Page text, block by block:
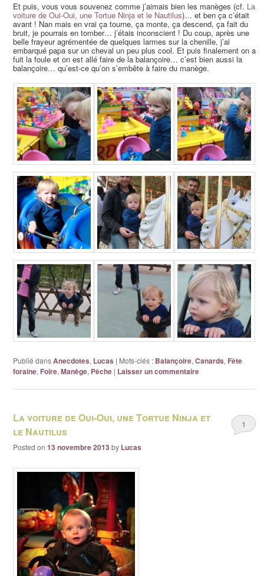
Et puis, vous vous souvenez comme j’aimais bien les manèges (cf. La
voiture de Oui-Oui, une Tortue Ninja et le Nautilus)… et ben ça c’était
avant ! Nan mais en vrai ça tourne, ça monte, ça descend, ça fait du
bruit, je pourrais en tomber… j’étais inconscient ! Du coup, après une
belle frayeur agrémentée de quelques larmes sur la chenille, j’ai
embarqué papa sur un cheval un peu plus cool. Et puis finalement on a
fuit la foule et on est allé faire de la balançoire… c’est bien aussi la
balançoire… qu’est-ce qu’on s’embête à faire du manège.
Publié dansAnecdotes, Lucas | Mots-clés : Balançoire,Canards, Fête
foraine, Foire,Manège, Pêche | Laisser un commentaire
La voiture de Oui-Oui, une Tortue Ninja et
le Nautilus
Posted on13 novembre 2013 by Lucas
1